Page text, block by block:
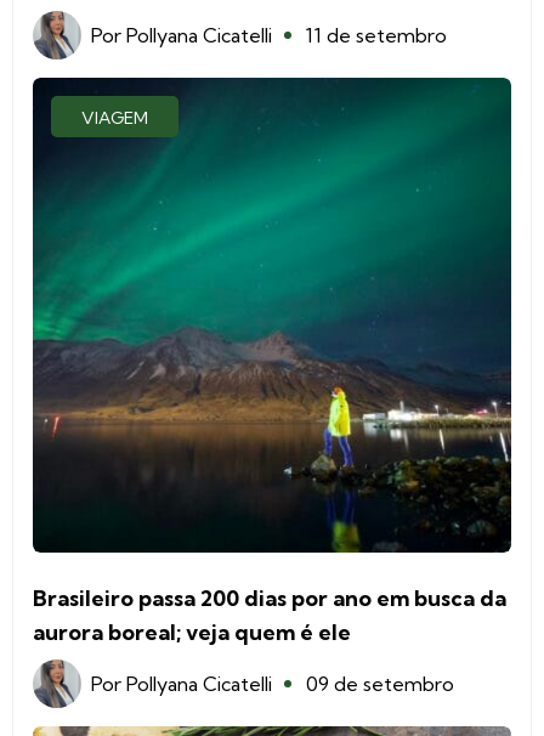
Por Pollyana Cicatelli 11 de setembro
VIAGEM
Brasileiro passa 200 dias por ano em busca da
aurora boreal; veja quem é ele
Por Pollyana Cicatelli 09 de setembro